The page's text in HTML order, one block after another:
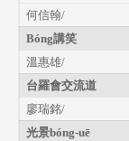
何信翰/
Bóng講笑
溫惠雄/
台羅會交流道
廖瑞銘/
光景bóng-uē